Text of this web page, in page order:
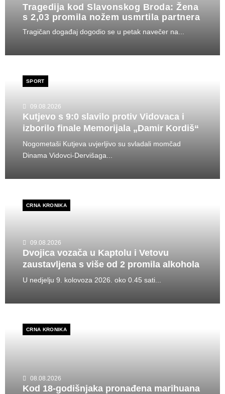
Tragedija kod Slavonskog Broda: Žena
s 2,03 promila nožem usmrtila partnera
Tragičan događaj dogodio se u petak navečer na...
SPORT
09.08.2026
Kutjevo s 9:0 slavilo protiv Vidovaca i
izborilo finale Memorijala „Damir Kordiš“
Nogometaši Kutjeva uvjerljivo su svladali momčad
Dinama Vidovci-Dervišaga...
CRNA KRONIKA
09.08.2026
Dvojica vozača u Kaptolu i Vetovu
zaustavljena s više od 2 promila alkohola
U nedjelju 9. kolovoza 2026. oko 0.45 sati...
CRNA KRONIKA
08.08.2026
Kod 18-godišnjaka pronađena marihuana